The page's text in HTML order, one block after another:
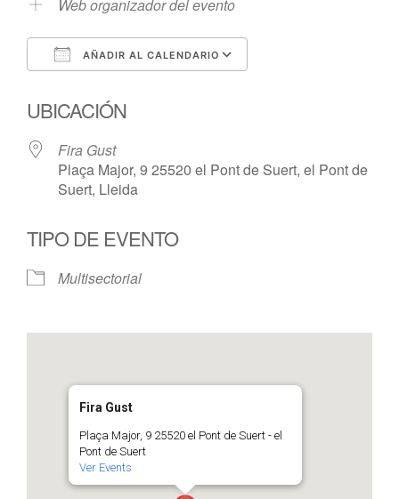
Web organizador del evento
AÑADIR AL CALENDARIO
UBICACIÓN
Fira Gust
Plaça Major, 9 25520 el Pont de Suert, el Pont de
Suert, Lleida
TIPO DE EVENTO
Multisectorial
Fira Gust
Plaça Major, 9 25520 el Pont de Suert - el
Pont de Suert
Ver Events